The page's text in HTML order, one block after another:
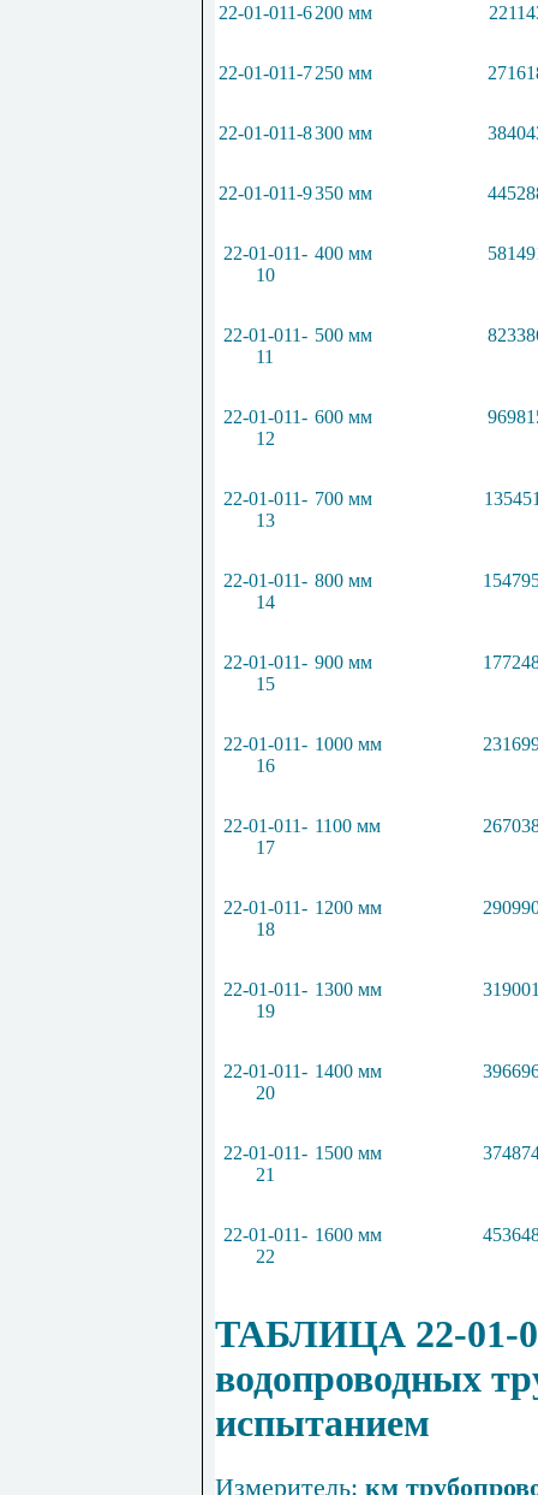
22-01-011-6 200 мм
22-01-011-7 250 мм
22-01-011-8300 мм
22-01-011-9350 мм
22-01-011-
10
400 мм
22-01-011-
11
500 мм
22-01-011-
12
600 мм
22-01-011-
13
700 мм
22-01-011-
14
800 мм
22-01-011-
15
900 мм
22-01-011-
16
1000 мм
22-01-011-
17
1100 мм
22-01-011-
18
1200 мм
22-01-011-
19
1300 мм
22-01-011-
20
1400 мм
22-01-011-
21
1500 мм
22-01-011-
22
1600 мм
ТАБЛИЦА 22-01-
водопроводных
испытанием
Измеритель: км